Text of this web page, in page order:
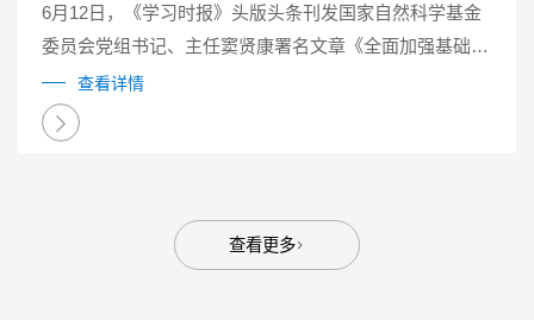
6月12日，《学习时报》头版头条刊发国家自然科学基金
委员会党组书记、主任窦贤康署名文章《全面加强基础研
究 打牢科技强国建设根基》。这篇长文系统阐述了新时
代“为什么要加强基础研究”“如何加强基础研究”等重大理
论和实践问题。...
查看详情
查看更多